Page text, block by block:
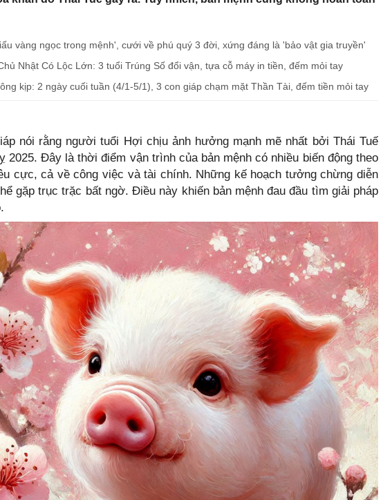
vàng ngọc trong mệnh', cưới về phú quý 3 đời, xứng đáng là 'bảo vật gia truyền'
Nhật Có Lộc Lớn: 3 tuổi Trúng Số đổi vận, tựa cỗ máy in tiền, đếm mỏi tay
kịp: 2 ngày cuối tuần (4/1-5/1), 3 con giáp chạm mặt Thần Tài, đếm tiền mỏi tay
nói rằng người tuổi Hợi chịu ảnh hưởng mạnh mẽ nhất bởi Thái Tuế
2025. Đây là thời điểm vận trình của bản mệnh có nhiều biến động theo
cực, cả về công việc và tài chính. Những kế hoạch tưởng chừng diễn
gặp trục trặc bất ngờ. Điều này khiến bản mệnh đau đầu tìm giải pháp